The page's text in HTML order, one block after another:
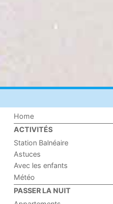
Home
ACTIVITÉS
Station Balnéaire
Astuces
Avec les enfants
Météo
PASSER LA NUIT